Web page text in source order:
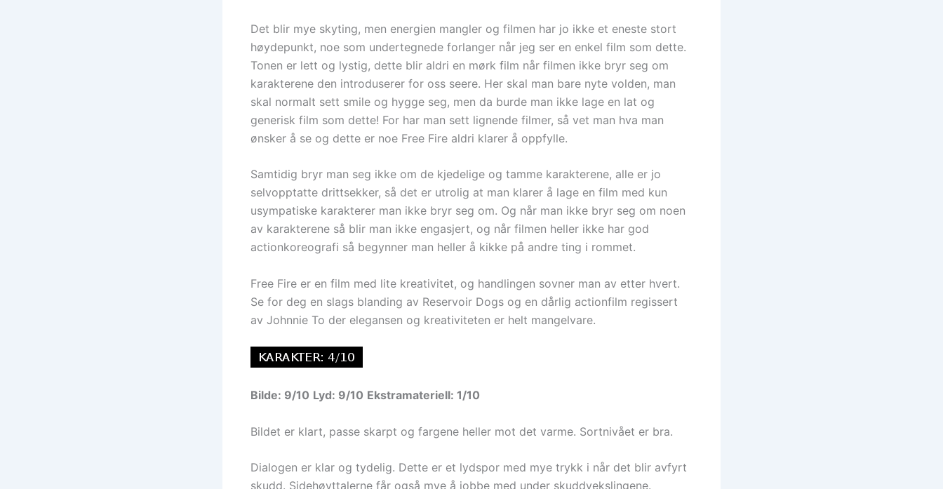
Det blir mye skyting, men energien mangler og filmen har jo ikke et eneste stort
høydepunkt, noe som undertegnede forlanger når jeg ser en enkel film som dette.
Tonen er lett og lystig, dette blir aldri en mørk film når filmen ikke bryr seg om
karakterene den introduserer for oss seere. Her skal man bare nyte volden, man
skal normalt sett smile og hygge seg, men da burde man ikke lage en lat og
generisk film som dette! For har man sett lignende filmer, så vet man hva man
ønsker å se og dette er noe Free Fire aldri klarer å oppfylle.
Samtidig bryr man seg ikke om de kjedelige og tamme karakterene, alle er jo
selvopptatte drittsekker, så det er utrolig at man klarer å lage en film med kun
usympatiske karakterer man ikke bryr seg om. Og når man ikke bryr seg om noen
av karakterene så blir man ikke engasjert, og når filmen heller ikke har god
actionkoreografi så begynner man heller å kikke på andre ting i rommet.
Free Fire er en film med lite kreativitet, og handlingen sovner man av etter hvert.
Se for deg en slags blanding av Reservoir Dogs og en dårlig actionfilm regissert
av Johnnie To der elegansen og kreativiteten er helt mangelvare.
Bilde: 9/10 Lyd: 9/10 Ekstramateriell: 1/10
Bildet er klart, passe skarpt og fargene heller mot det varme. Sortnivået er bra.
Dialogen er klar og tydelig. Dette er et lydspor med mye trykk i når det blir avfyrt
skudd. Sidehøyttalerne får også mye å jobbe med under skuddvekslingene.